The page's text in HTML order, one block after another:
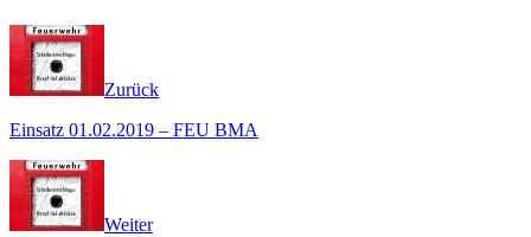
Zurück
Einsatz 01.02.2019 – FEU BMA
Weiter